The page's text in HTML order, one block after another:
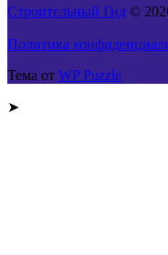
Строительный Гид ©
Политика
Тема от WP Puzzle
➤